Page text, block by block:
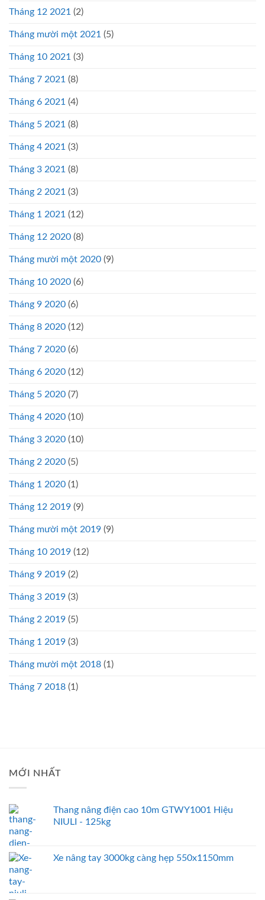
Tháng 12 2021 (2)
Tháng mười một 2021 (5)
Tháng 10 2021 (3)
Tháng 7 2021 (8)
Tháng 6 2021 (4)
Tháng 5 2021 (8)
Tháng 4 2021 (3)
Tháng 3 2021 (8)
Tháng 2 2021 (3)
Tháng 1 2021 (12)
Tháng 12 2020 (8)
Tháng mười một 2020 (9)
Tháng 10 2020 (6)
Tháng 9 2020 (6)
Tháng 8 2020 (12)
Tháng 7 2020 (6)
Tháng 6 2020 (12)
Tháng 5 2020 (7)
Tháng 4 2020 (10)
Tháng 3 2020 (10)
Tháng 2 2020 (5)
Tháng 1 2020 (1)
Tháng 12 2019 (9)
Tháng mười một 2019 (9)
Tháng 10 2019 (12)
Tháng 9 2019 (2)
Tháng 3 2019 (3)
Tháng 2 2019 (5)
Tháng 1 2019 (3)
Tháng mười một 2018 (1)
Tháng 7 2018 (1)
MỚI NHẤT
Thang nâng điện cao 10m GTWY1001 Hiệu
NIULI - 125kg
Xe nâng tay 3000kg càng hẹp 550x1150mm